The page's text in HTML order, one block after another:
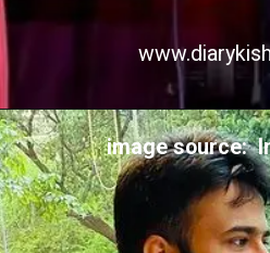
Openingimage source: